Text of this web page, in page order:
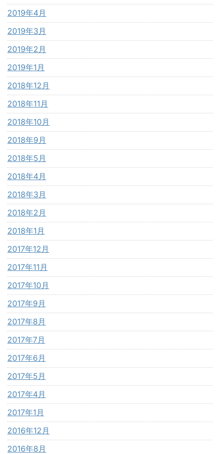
2019年4月
2019年3月
2019年2月
2019年1月
2018年12月
2018年11月
2018年10月
2018年9月
2018年5月
2018年4月
2018年3月
2018年2月
2018年1月
2017年12月
2017年11月
2017年10月
2017年9月
2017年8月
2017年7月
2017年6月
2017年5月
2017年4月
2017年1月
2016年12月
2016年8月